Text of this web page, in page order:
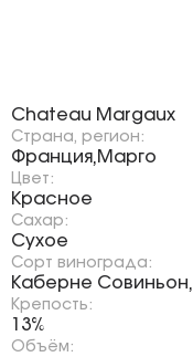
Chateau Margaux
Страна, регион:
Франция,Марго
Цвет:
Красное
Сахар:
Сухое
Сорт винограда:
Каберне Совиньон,
Крепость:
13%
Объём: